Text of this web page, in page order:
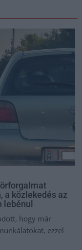
a közlekedés az
lebénul
hogy már
ezzel